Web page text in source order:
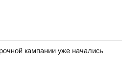
кампании уже начались